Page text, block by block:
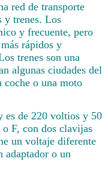
red de transporte
y trenes. Los
y frecuente, pero
rápidos y
trenes son una
algunas ciudades del
coche o una moto
es de 220 voltios y 50
F, con dos clavijas
un voltaje diferente
adaptador o un